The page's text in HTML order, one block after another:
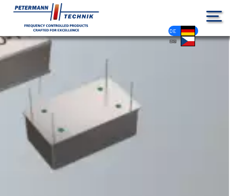
DE
EN
FR
ES
PL
IT
NL
HU
CS